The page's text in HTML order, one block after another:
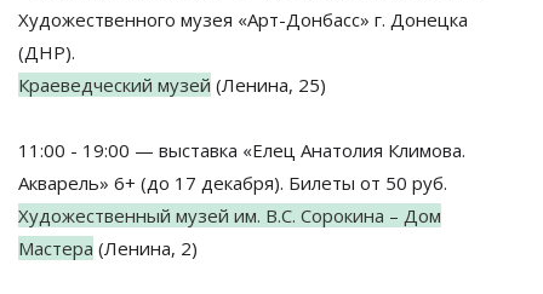
Художественного музея «Арт-Донбасс» г. Донецка
(ДНР).
Краеведческий музей (Ленина, 25)
11:00 - 19:00 — выставка «Елец Анатолия Климова.
Акварель» 6+ (до 17 декабря). Билеты от 50 руб.
Художественный музей им. В.С. Сорокина – Дом
Мастера (Ленина, 2)